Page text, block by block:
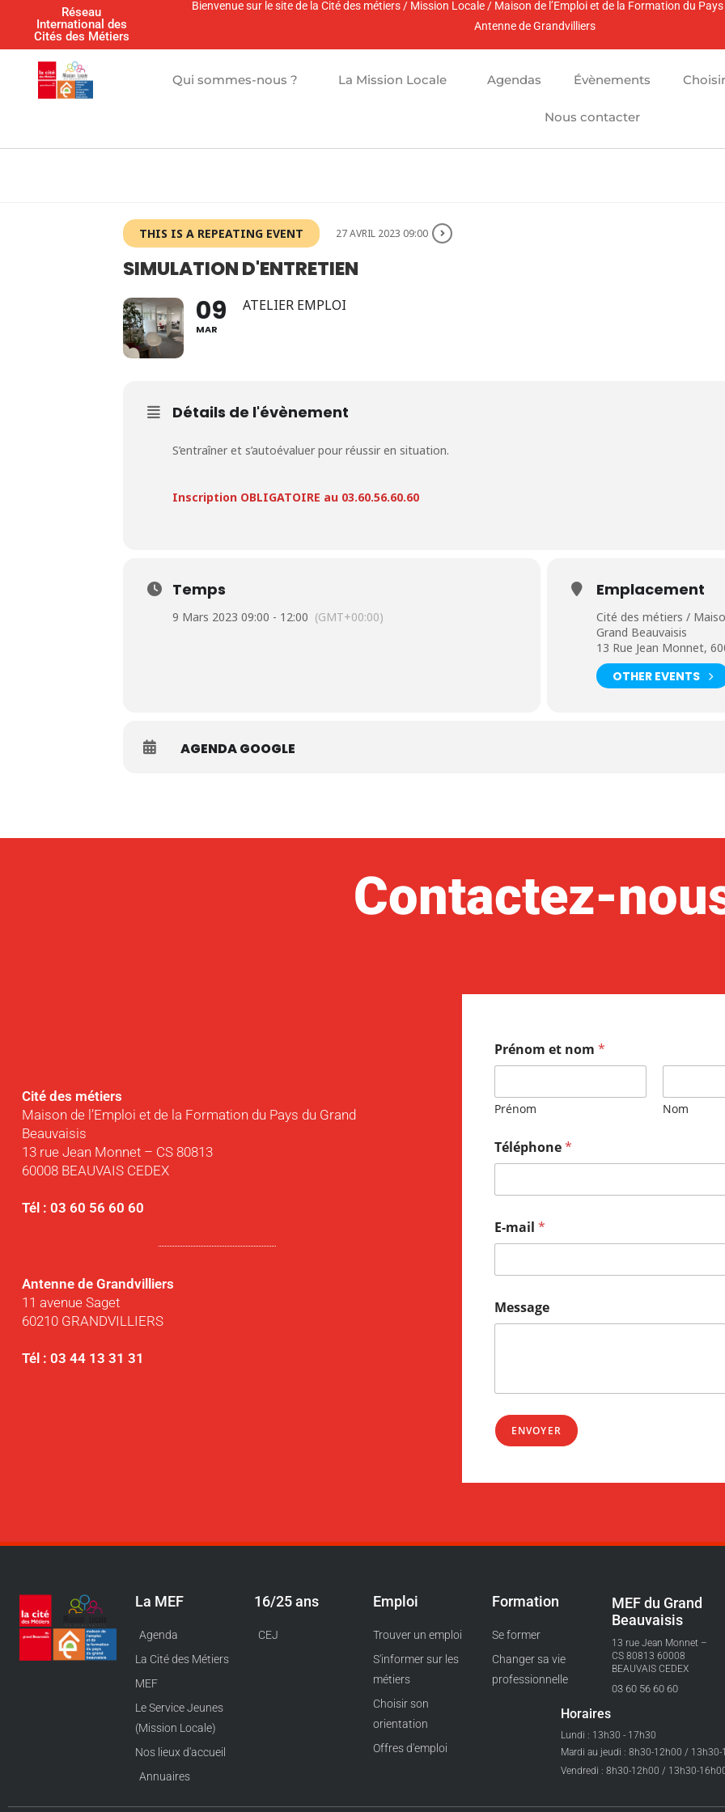
Réseau
International des
Cités des Métiers
Bienvenue sur le site de la Cité des métiers / Mission Locale / Maison de l’Emploi et de la Formation du
Antenne de Grandvilliers
Qui sommes-nous ? La Mission Locale Agendas Évènements
Nous contacter
THIS IS A REPEATING EVENT 27 AVRIL 2023 09:00
SIMULATION D'ENTRETIEN
09
MAR
ATELIER EMPLOI
Détails de l'évènement
S’entraîner et s’autoévaluer pour réussir en situation.
Inscription OBLIGATOIRE au 03.60.56.60.60
Temps
9 Mars 2023 09:00 - 12:00 (GMT+00:00)
Emplacement
Cité des métiers /
Grand Beauvaisis
13 Rue Jean Monnet,
OTHER EVENTS
AGENDA GOOGLE
Contactez-
Cité des métiers
Maison de l’Emploi et de la Formation du Pays du Grand
Beauvaisis
13 rue Jean Monnet – CS 80813
60008 BEAUVAIS CEDEX
Tél : 03 60 56 60 60
Antenne de Grandvilliers
11 avenue Saget
60210 GRANDVILLIERS
Tél : 03 44 13 31 31
Prénom et nom *
Prénom Nom
Téléphone*
E-mail *
Message
ENVOYER
La MEF
Agenda
La Cité des Métiers
MEF
Le Service Jeunes
(Mission Locale)
Nos lieux d'accueil
Annuaires
16/25 ans
CEJ
Emploi
Trouver un emploi
S'informer sur les
métiers
Choisir son
orientation
Offres d'emploi
Formation
Se former
Changer sa vie
professionnelle
MEF du Grand
Beauvaisis
13 rue Jean Monnet –
CS 80813 60008
BEAUVAIS CEDEX
03 60 56 60 60
Horaires
Lundi : 13h30 - 17h30
Mardi au jeudi : 8h30-12h00 / 13h30-
Vendredi : 8h30-12h00 / 13h30-